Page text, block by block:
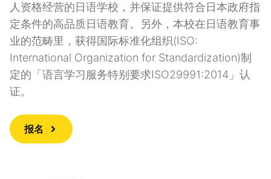
人资格经营的日语学校，并保证提供符合日本政府指
定条件的高品质日语教育。另外，本校在日语教育事
业的范畴里，获得国际标准化组织(ISO:
International Organization for Standardization)制
定的「语言学习服务特别要求ISO29991:2014」认
证。
报名